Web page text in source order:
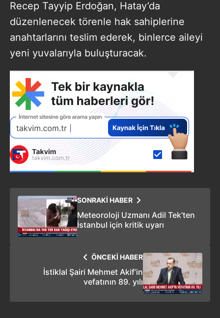
Recep Tayyip Erdoğan, Hatay’da
düzenlenecek törenle hak sahiplerine
anahtarlarını teslim ederek, binlerce aileyi
yeni yuvalarıyla buluşturacak.
SONRAKİ HABER
Meteoroloji Uzmanı Adil Tek’ten
İstanbul için kritik uyarı
ÖNCEKİ HABER
İstiklal Şairi Mehmet Akif’in
vefatının 89. yılı